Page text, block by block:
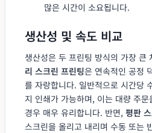
많은 시간이 소요됩니다.
생산성 및 속도 비교
생산성은 두 프린팅 방식의 가장 큰
리 스크린 프린팅은 연속적인 공정
를 자랑합니다. 일반적으로 시간당
지 인쇄가 가능하며, 이는 대량 주
경우 매우 유리합니다. 반면, 평판
스크린을 올리고 내리며 수동 또는